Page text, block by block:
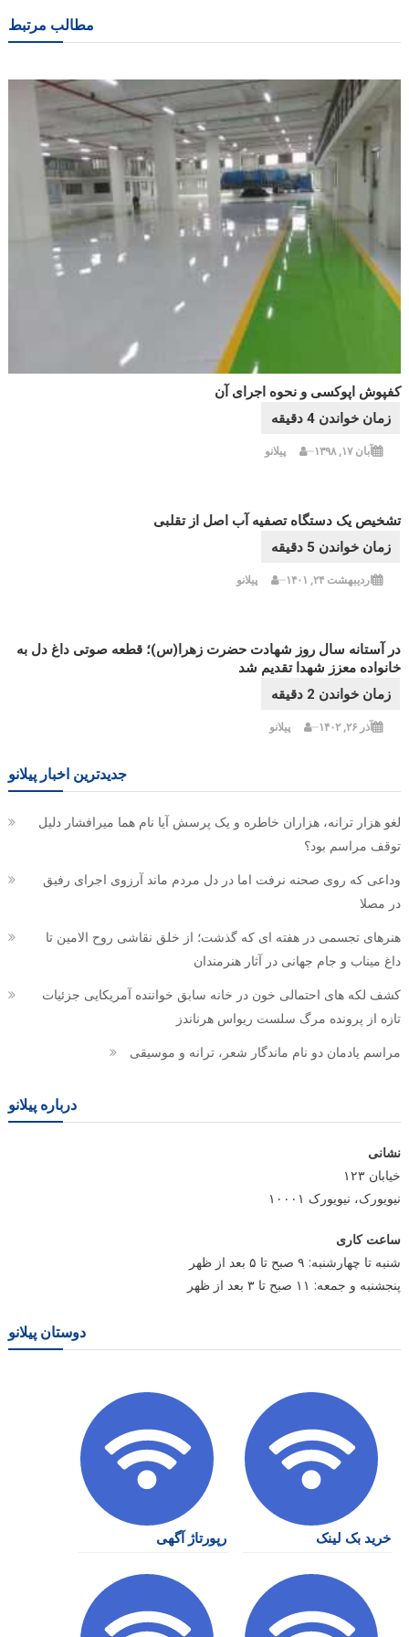
مطالب مرتبط
کفپوش اپوکسی و نحوه اجرای آن
آبان ۱۷, ۱۳۹۸ پیلانو
تشخیص یک دستگاه تصفیه آب اصل از تقلبی
اردیبهشت ۲۴, ۱۴۰۱ پیلانو
در آستانه سال روز شهادت حضرت زهرا(س)؛ قطعه صوتی داغ دل به
خانواده معزز شهدا تقدیم شد
آذر ۲۶, ۱۴۰۲ پیلانو
جدیدترین اخبار پیلانو
لغو هزار ترانه، هزاران خاطره و یک پرسش آیا نام هما میرافشار دلیل
توقف مراسم بود؟
وداعی که روی صحنه نرفت اما در دل مردم ماند آرزوی اجرای رفیق
در مصلا
هنرهای تجسمی در هفته ای که گذشت؛ از خلق نقاشی روح الامین تا
داغ میناب و جام جهانی در آثار هنرمندان
کشف لکه های احتمالی خون در خانه سابق خواننده آمریکایی جزئیات
تازه از پرونده مرگ سلست ریواس هرناندز
مراسم یادمان دو نام ماندگار شعر، ترانه و موسیقی
درباره پیلانو
نشانی
خیابان ۱۲۳
نیویورک، نیویورک ۱۰۰۰۱
ساعت کاری
شنبه تا چهارشنبه: ۹ صبح تا ۵ بعد از ظهر
پنجشنبه و جمعه: ۱۱ صبح تا ۳ بعد از ظهر
دوستان پیلانو
خرید بک لینک رپورتاژ آگهی